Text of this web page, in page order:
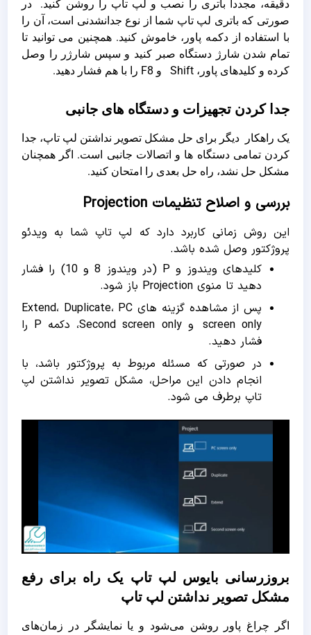
دقیقه، مجددا باتری را نصب و لپ تاپ را روشن کنید. در
صورتی که باتری لپ تاپ شما از نوع جدانشدنی است، آن را
با استفاده از دکمه پاور، خاموش کنید. همچنین می توانید تا
تمام شدن شارژ دستگاه صبر کنید و سپس شارژر را وصل
کرده و کلیدهای پاور، Shift و F8 را با هم فشار دهید.
جدا کردن تجهیزات و دستگاه های جانبی
یک راهکار دیگر برای حل مشکل تصویر نداشتن لپ تاپ، جدا
کردن تمامی دستگاه ها و اتصالات جانبی است. اگر همچنان
مشکل حل نشد، راه حل بعدی را امتحان کنید.
بررسی و اصلاح تنظیمات Projection
این روش زمانی کاربرد دارد که لپ تاپ شما به ویدئو
پروژکتور وصل شده باشد.
کلیدهای ویندوز و P (در ویندوز 8 و 10) را فشار
دهید تا منوی Projection باز شود.
پس از مشاهده گزینه های Extend، Duplicate، PC
screen only و Second screen only، دکمه P را
فشار دهید.
در صورتی که مسئله مربوط به پروژکتور باشد، با
انجام دادن این مراحل، مشکل تصویر نداشتن لپ
تاپ برطرف می شود.
بروزرسانی بایوس لپ تاپ یک راه برای رفع
مشکل تصویر نداشتن لپ تاپ
اگر چراغ پاور روشن می‌شود و یا نمایشگر در زمان‌های